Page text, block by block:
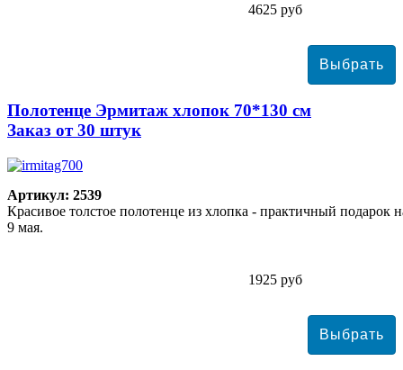
4625 руб
Полотенце Эрмитаж хлопок 70*130 см
Заказ от 30 штук
Артикул: 2539
Красивое толстое полотенце из хлопка - практичный подарок
9 мая.
1925 руб